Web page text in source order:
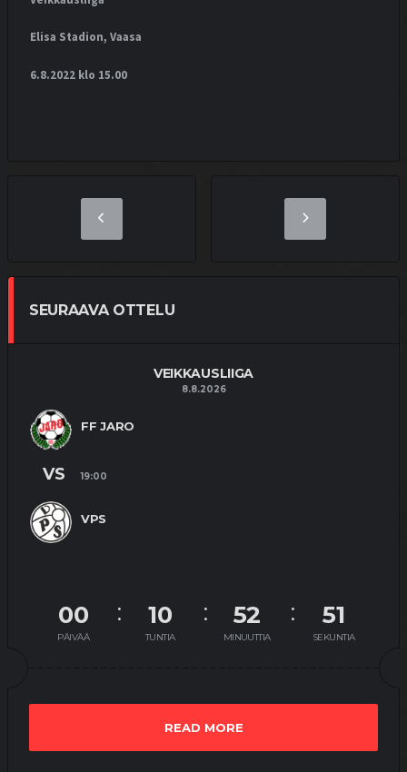
Elisa Stadion, Vaasa
6.8.2022 klo 15.00
SEURAAVA OTTELU
VEIKKAUSLIIGA
8.8.2026
FF JARO
VPS
VS 19:00
00
PÄIVÄÄ
10
TUNTIA
52
MINUUTTIA
50
SEKUNTIA
READ MORE